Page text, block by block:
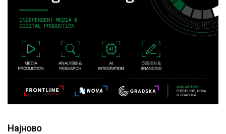
Најново